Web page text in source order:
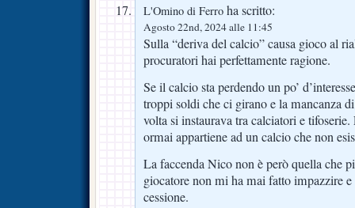
L'Omino di Ferro ha scritto:
Agosto 22nd, 2024 alle 11:45
Sulla “deriva del calcio” causa gioco al
procuratori hai perfettamente ragione.
Se il calcio sta perdendo un po’
troppi soldi che ci girano e la mancanza
volta si instaurava tra calciatori e
ormai appartiene ad un calcio che non
La faccenda Nico non è però quella che
giocatore non mi ha mai fatto impazzire
cessione.